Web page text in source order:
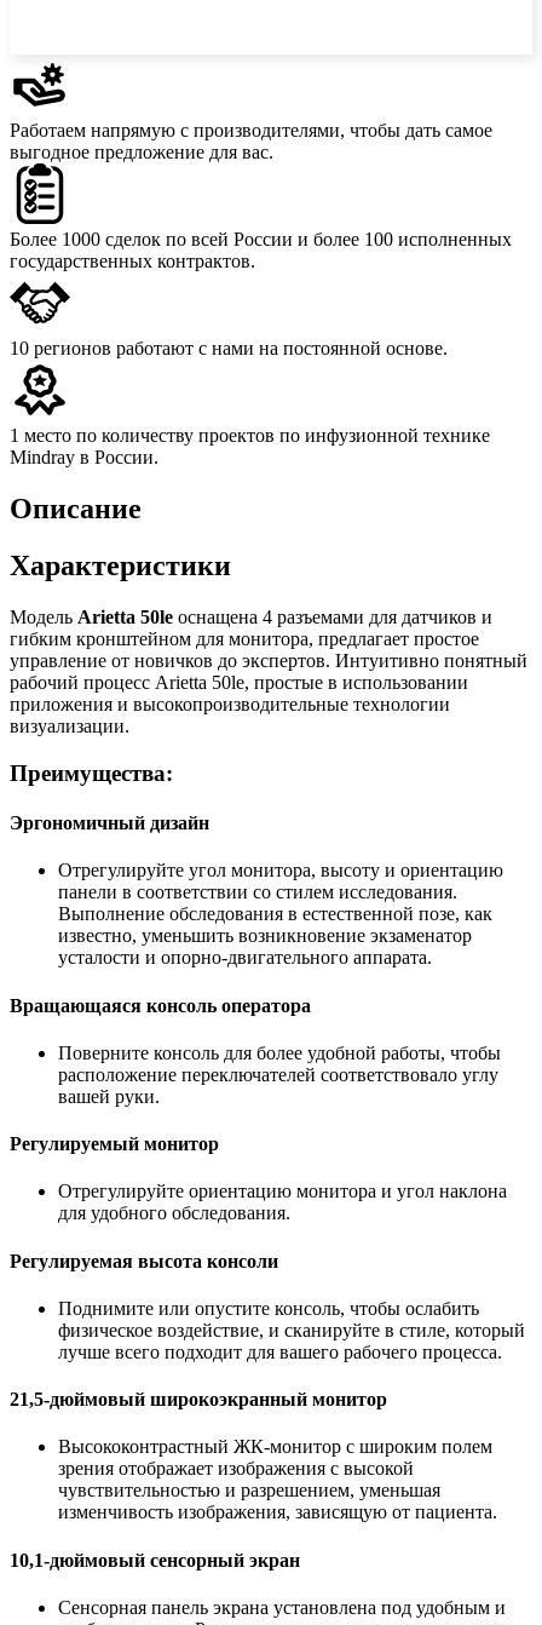
Работаем напрямую с производителями, чтобы дать самое
выгодное предложение для вас.
Более 1000 сделок по всей России и более 100 исполненных
государственных контрактов.
10 регионов работают с нами на постоянной основе.
1 место по количеству проектов по инфузионной технике
Mindray в России.
Описание
Характеристики
Модель Arietta 50le оснащена 4 разъемами для датчиков и
гибким кронштейном для монитора, предлагает простое
управление от новичков до экспертов. Интуитивно понятный
рабочий процесс Arietta 50le, простые в использовании
приложения и высокопроизводительные технологии
визуализации.
Преимущества:
Эргономичный дизайн
Отрегулируйте угол монитора, высоту и ориентацию
панели в соответствии со стилем исследования.
Выполнение обследования в естественной позе, как
известно, уменьшить возникновение экзаменатор
усталости и опорно-двигательного аппарата.
Вращающаяся консоль оператора
Поверните консоль для более удобной работы, чтобы
расположение переключателей соответствовало углу
вашей руки.
Регулируемый монитор
Отрегулируйте ориентацию монитора и угол наклона
для удобного обследования.
Регулируемая высота консоли
Поднимите или опустите консоль, чтобы ослабить
физическое воздействие, и сканируйте в стиле, который
лучше всего подходит для вашего рабочего процесса.
21,5-дюймовый широкоэкранный монитор
Высококонтрастный ЖК-монитор с широким полем
зрения отображает изображения с высокой
чувствительностью и разрешением, уменьшая
изменчивость изображения, зависящую от пациента.
10,1-дюймовый сенсорный экран
Сенсорная панель экрана установлена ​​под удобным и